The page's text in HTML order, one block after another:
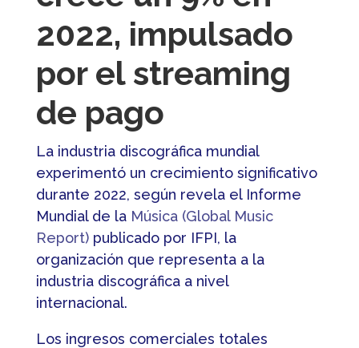
2022, impulsado
por el streaming
de pago
La industria discográfica mundial
experimentó un crecimiento significativo
durante 2022, según revela el Informe
Mundial de la Música (Global Music
Report) publicado por IFPI, la
organización que representa a la
industria discográfica a nivel
internacional.
Los ingresos comerciales totales